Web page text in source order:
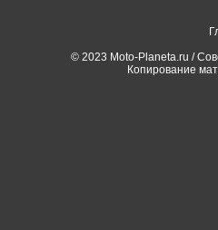
© 2023 Moto-Planeta.ru /
Копирование